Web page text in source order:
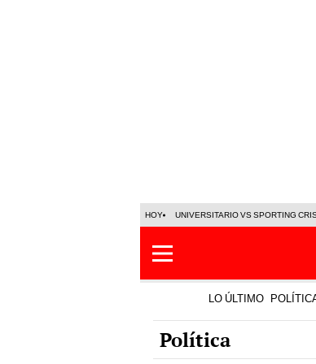
HOY UNIVERSITARIO VS SPORTING
LO ÚLTIMO
Política